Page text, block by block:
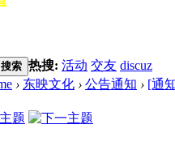
搜索 热搜: 活动 交友 discuz
› 东映文化 › 公告通知 › [通